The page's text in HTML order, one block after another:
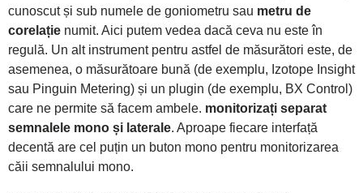
cunoscut și sub numele de goniometru sau metru de
corelație numit. Aici putem vedea dacă ceva nu este în
regulă. Un alt instrument pentru astfel de măsurători este, de
asemenea, o măsurătoare bună (de exemplu, Izotope Insight
sau Pinguin Metering) și un plugin (de exemplu, BX Control)
care ne permite să facem ambele. monitorizați separat
semnalele mono și laterale. Aproape fiecare interfață
decentă are cel puțin un buton mono pentru monitorizarea
căii semnalului mono.